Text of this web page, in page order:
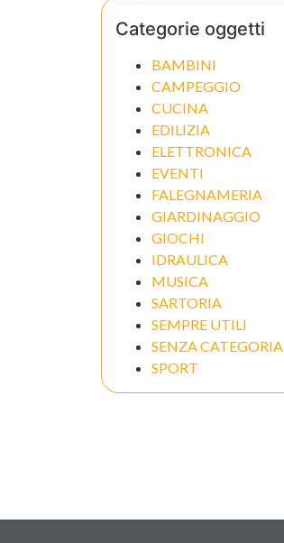
Categorie oggetti
BAMBINI
CAMPEGGIO
CUCINA
EDILIZIA
ELETTRONICA
EVENTI
FALEGNAMERIA
GIARDINAGGIO
GIOCHI
IDRAULICA
MUSICA
SARTORIA
SEMPRE UTILI
SENZA CATEGORIA
SPORT